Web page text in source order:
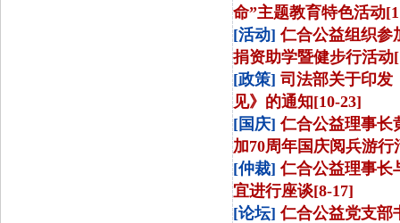
命”主题教育特色活动
[活动] 仁合公益组织
捐资助学暨健步行活动
[政策] 司法部关于印发
见》的通知[10-23]
[国庆] 仁合公益理事长
加70周年国庆阅兵游行
[仲裁] 仁合公益理事长
宜进行座谈[8-17]
[论坛] 仁合公益党支部